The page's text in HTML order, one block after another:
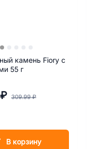
камень Fiory с
55 г
309.99 ₽
В корзину